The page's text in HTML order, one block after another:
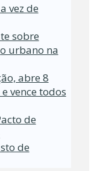
vez de
sobre
urbano na
abre 8
vence todos
de
de